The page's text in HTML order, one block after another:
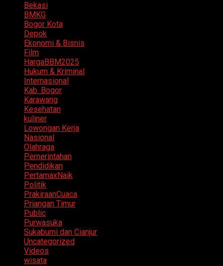
Bekasi
BMKG
Bogor Kota
Depok
Ekonomi & Bisnis
Film
HargaBBM2025
Hukum & Kriminal
Internasional
Kab. Bogor
Karawang
Kesehatan
kuliner
Lowongan Kerja
Nasional
Olahraga
Pemerintahan
Pendidikan
PertamaxNaik
Politik
PrakiraanCuaca
Priangan Timur
Public
Purwasuka
Sukabumi dan Cianjur
Uncategorized
Videos
wisata